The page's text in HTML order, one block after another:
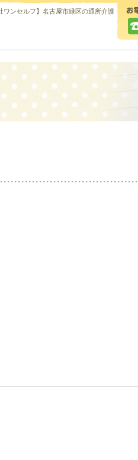
ワンセルフ】名古屋市緑区の通所介護